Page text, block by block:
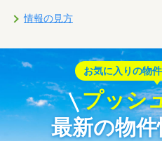
情報の見方
お気に入りの物
プッシ
最新の物